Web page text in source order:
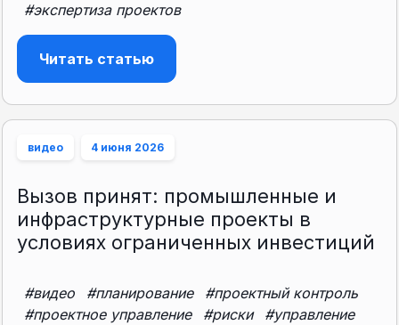
#экспертиза проектов
Читать статью
видео 4 июня 2026
Вызов принят: промышленные и
инфраструктурные проекты в
условиях ограниченных инвестиций
#видео #планирование
#проектный контроль
#проектное управление
#риски
#управление